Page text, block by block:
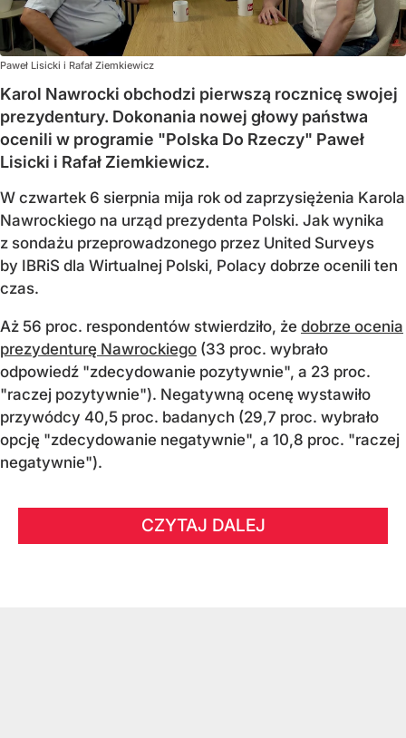
Paweł Lisicki i Rafał Ziemkiewicz
Karol Nawrocki obchodzi pierwszą rocznicę swojej
prezydentury. Dokonania nowej głowy państwa
ocenili w programie "Polska Do Rzeczy" Paweł
Lisicki i Rafał Ziemkiewicz.
W czwartek 6 sierpnia mija rok od zaprzysiężenia Karola
Nawrockiego na urząd prezydenta Polski. Jak wynika
z sondażu przeprowadzonego przez United Surveys
by IBRiS dla Wirtualnej Polski, Polacy dobrze ocenili ten
czas.
Aż 56 proc. respondentów stwierdziło, że dobrze ocenia
prezydenturę Nawrockiego (33 proc. wybrało
odpowiedź "zdecydowanie pozytywnie", a 23 proc.
"raczej pozytywnie"). Negatywną ocenę wystawiło
przywódcy 40,5 proc. badanych (29,7 proc. wybrało
opcję "zdecydowanie negatywnie", a 10,8 proc. "raczej
negatywnie").
CZYTAJ DALEJ